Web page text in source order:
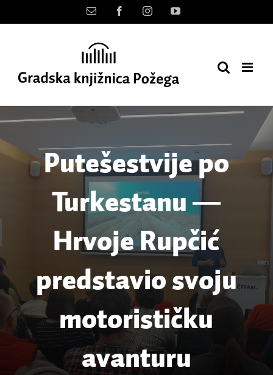
to
Kontakt FacebookInstagramYouTube
Putešestvije po
Turkestanu ―
Hrvoje Rupčić
predstavio svoju
motorističku
avanturu